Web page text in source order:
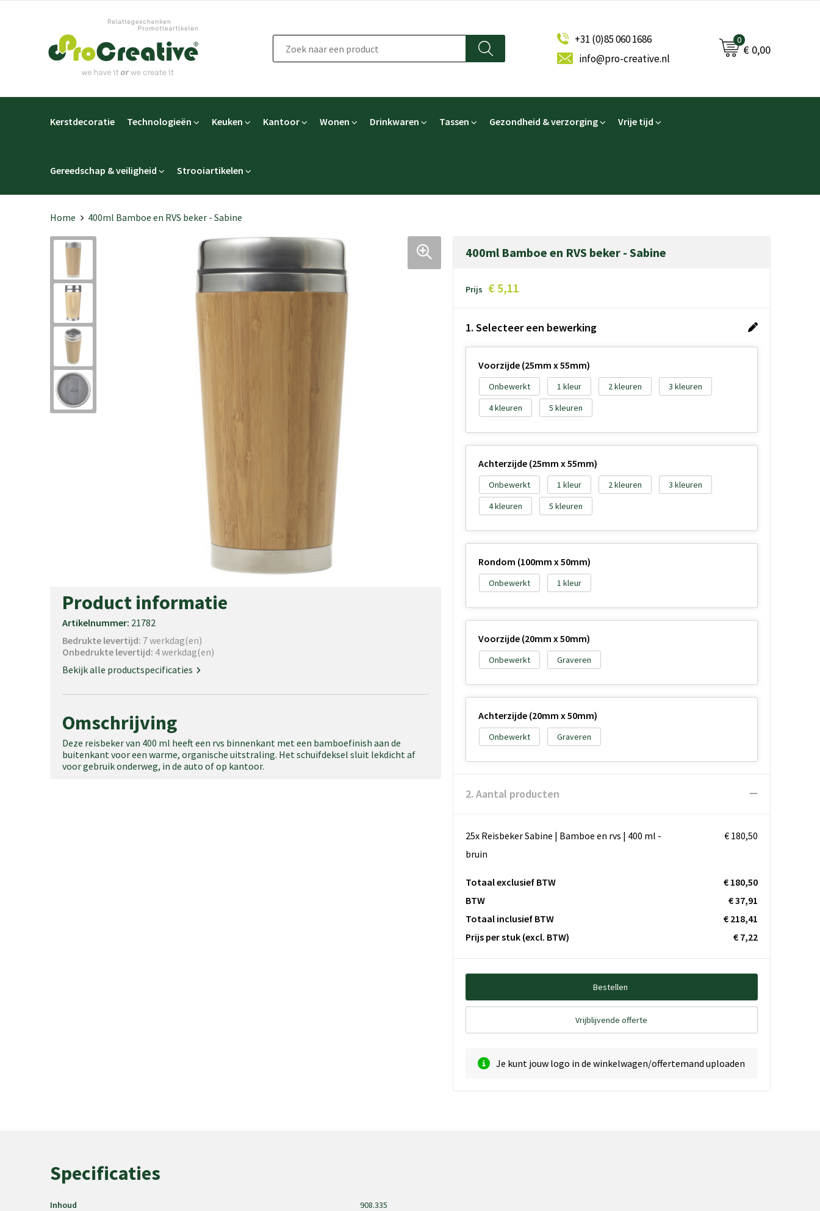
+31 (0)85 060 1686
info@pro-creative.nl
0
€ 0,00
Kerstdecoratie Technologieën Keuken Kantoor Wonen Drinkwaren Tassen Gezondheid & verzorging Vrije tijd
Gereedschap & veiligheid Strooiartikelen
Home 400ml Bamboe en RVS beker - Sabine
Product informatie
Artikelnummer: 21782
Bedrukte levertijd: 7 werkdag(en)
Onbedrukte levertijd: 4 werkdag(en)
Bekijk alle productspecificaties
Omschrijving
Deze reisbeker van 400 ml heeft een rvs binnenkant met een bamboefinish aan de
buitenkant voor een warme, organische uitstraling. Het schuifdeksel sluit lekdicht af
voor gebruik onderweg, in de auto of op kantoor.
400ml Bamboe en RVS beker - Sabine
Prijs € 5,11
1. Selecteer een bewerking
Voorzijde (25mm x 55mm)
Onbewerkt 1 2
3
4
5
Achterzijde (25mm x 55mm)
Onbewerkt 1 2
3
4
5
Rondom (100mm x 50mm)
Onbewerkt 1
Voorzijde (20mm x 50mm)
Onbewerkt Graveren
Achterzijde (20mm x 50mm)
Onbewerkt Graveren
2. Aantal producten
25x Reisbeker Sabine | Bamboe en rvs | 400 ml -
bruin
€ 180,50
Totaal exclusief BTW
€ 180,50
BTW
€ 37,91
Totaal inclusief BTW
€ 218,41
Prijs per stuk (excl. BTW) € 7,22
Bestellen
Vrijblijvende offerte
Je kunt jouw logo in de winkelwagen/offertemand uploaden
Specificaties
Inhoud 908.335